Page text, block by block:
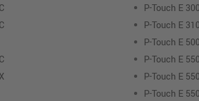
P-Touch E
P-Touch E
P-Touch E
P-Touch E
P-Touch E
P-Touch E